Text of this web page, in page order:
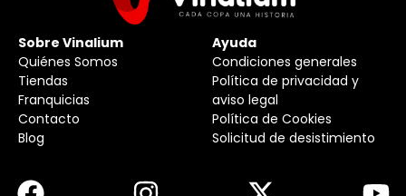
Sobre Vinalium
Quiénes Somos
Tiendas
Franquicias
Contacto
Blog
Ayuda
Condiciones generales
Política de privacidad y
aviso legal
Política de Cookies
Solicitud de desistimiento